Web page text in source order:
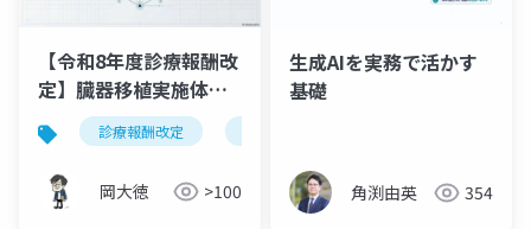
【令和8年度診療報酬改
定】臓器移植実施体制
確保加算の全体像｜所
定点数400％の新加算を
7枚で解説
診療報酬改定
岡大徳 >100
生成AIを実務で活かす
基礎
角渕由英 354